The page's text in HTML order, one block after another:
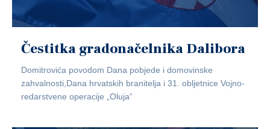
Čestitka gradonačelnika Dalibora
Domitrovića povodom Dana pobjede i domovinske
zahvalnosti,Dana hrvatskih branitelja i 31. obljetnice Vojno-
redarstvene operacije „Oluja“